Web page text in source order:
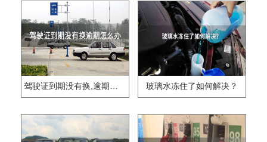
驾驶证到期没有换,逾期怎么办?? 玻璃水冻住了如何解决？